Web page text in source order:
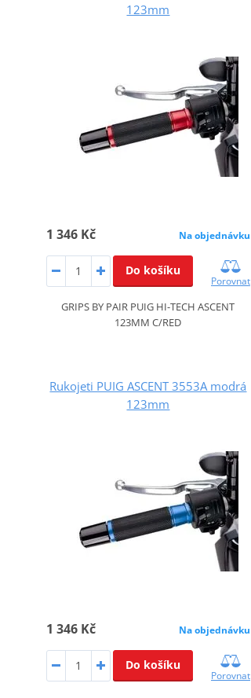
123mm
1 346 Kč Na objednávku
Do košíku
Porovnat
GRIPS BY PAIR PUIG HI-TECH ASCENT
123MM C/RED
Rukojeti PUIG ASCENT 3553A modrá
123mm
1 346 Kč Na objednávku
Do košíku
Porovnat